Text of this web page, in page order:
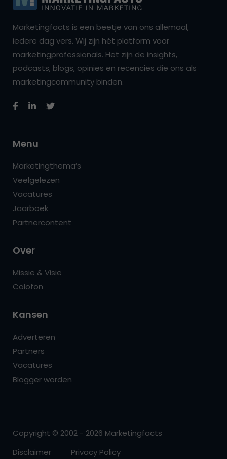
Marketingfacts is een beetje van ons allemaal,
iedere dag vers. Wij zijn hét platform voor
marketingprofessionals. Het zijn de insights,
podcasts, blogs, opinies en recencies die ons als
marketingcommunity binden.
Menu
Marketingthema’s
Veelgelezen
Vacatures
Jaarboek
Partnercontent
Over
Missie & Visie
Colofon
Kansen
Adverteren
Partners
Vacatures
Blogger worden
Copyright © 2002 - 2026 Marketingfacts
Disclaimer
Privacy Policy